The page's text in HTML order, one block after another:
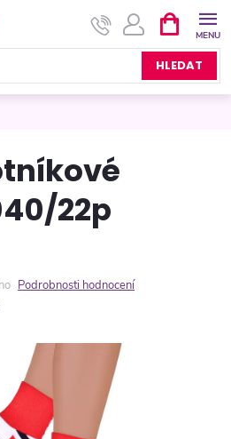
HLEDAT
NÁKUPNÍ
KOŠÍK
22p
Podrobnosti hodnocení